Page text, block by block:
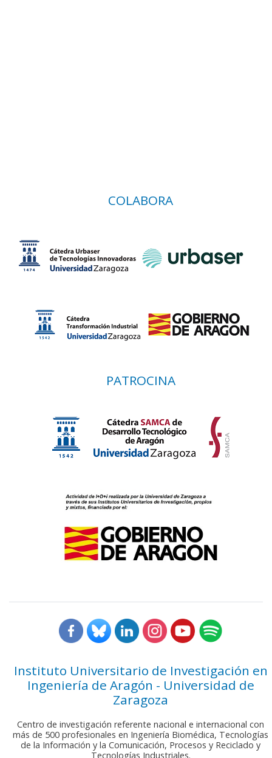
COLABORA
PATROCINA
Instituto Universitario de Investigación en
Ingeniería de Aragón - Universidad de
Zaragoza
Centro de investigación referente nacional e internacional con
más de 500 profesionales en Ingeniería Biomédica, Tecnologías
de la Información y la Comunicación, Procesos y Reciclado y
Tecnologías Industriales.